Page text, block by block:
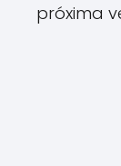
próxima